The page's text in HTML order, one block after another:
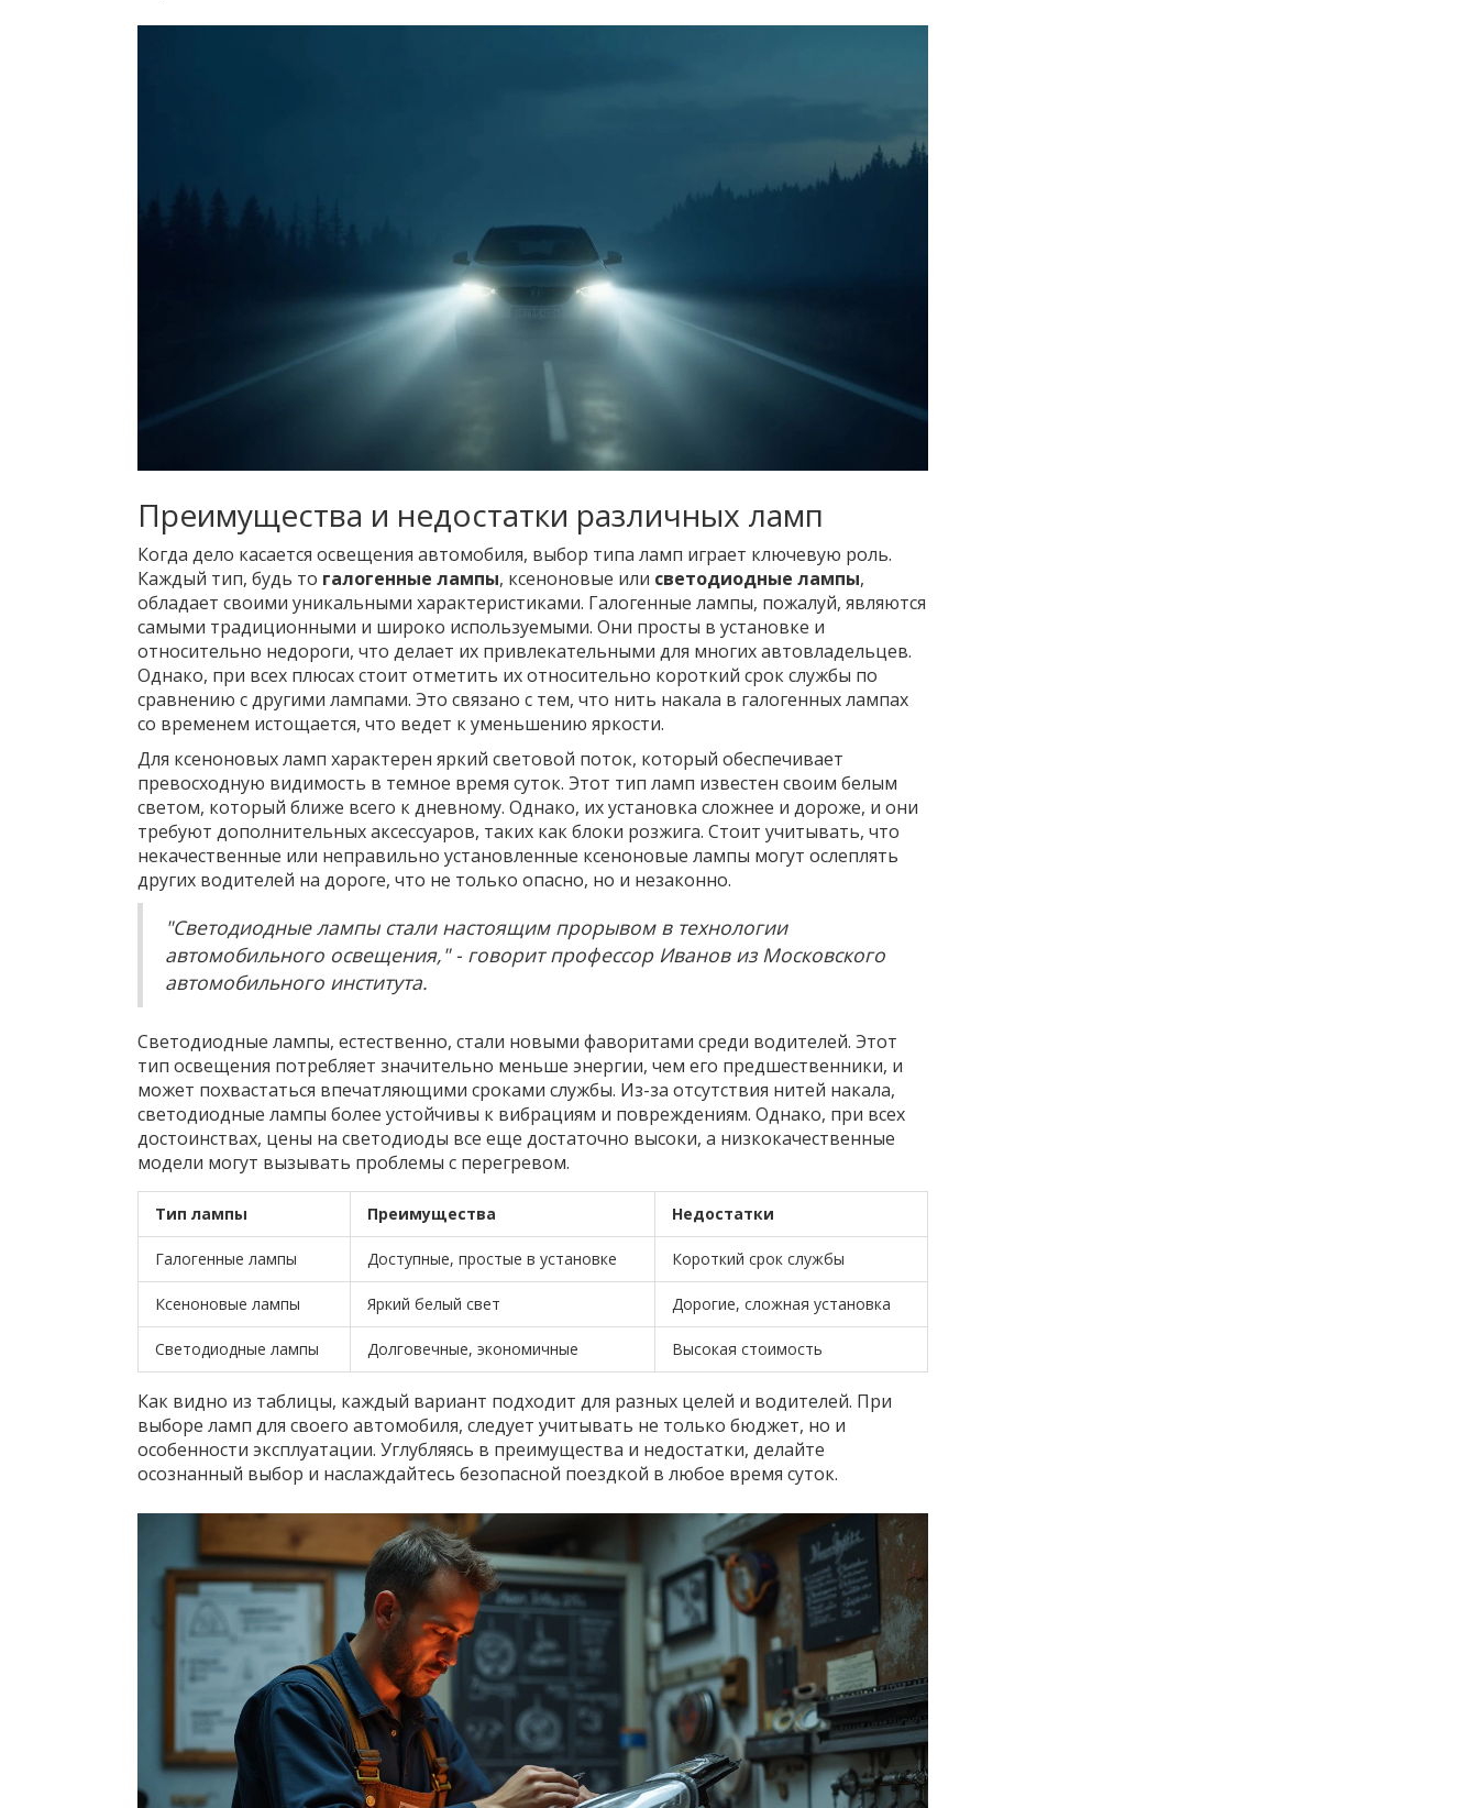
Преимущества и недостатки различных ламп
Когда дело касается освещения автомобиля, выбор типа ламп играет ключевую роль.
Каждый тип, будь то галогенные лампы, ксеноновые или светодиодные лампы,
обладает своими уникальными характеристиками. Галогенные лампы, пожалуй, являются
самыми традиционными и широко используемыми. Они просты в установке и
относительно недороги, что делает их привлекательными для многих автовладельцев.
Однако, при всех плюсах стоит отметить их относительно короткий срок службы по
сравнению с другими лампами. Это связано с тем, что нить накала в галогенных лампах
со временем истощается, что ведет к уменьшению яркости.
Для ксеноновых ламп характерен яркий световой поток, который обеспечивает
превосходную видимость в темное время суток. Этот тип ламп известен своим белым
светом, который ближе всего к дневному. Однако, их установка сложнее и дороже, и они
требуют дополнительных аксессуаров, таких как блоки розжига. Стоит учитывать, что
некачественные или неправильно установленные ксеноновые лампы могут ослеплять
других водителей на дороге, что не только опасно, но и незаконно.
"Светодиодные лампы стали настоящим прорывом в технологии
автомобильного освещения," - говорит профессор Иванов из Московского
автомобильного института.
Светодиодные лампы, естественно, стали новыми фаворитами среди водителей. Этот
тип освещения потребляет значительно меньше энергии, чем его предшественники, и
может похвастаться впечатляющими сроками службы. Из-за отсутствия нитей накала,
светодиодные лампы более устойчивы к вибрациям и повреждениям. Однако, при всех
достоинствах, цены на светодиоды все еще достаточно высоки, а низкокачественные
модели могут вызывать проблемы с перегревом.
Тип лампы Преимущества Недостатки
Галогенные лампы Доступные, простые в установке Короткий срок службы
Ксеноновые лампы Яркий белый свет Дорогие, сложная установка
Светодиодные лампы Долговечные, экономичные Высокая стоимость
Как видно из таблицы, каждый вариант подходит для разных целей и водителей. При
выборе ламп для своего автомобиля, следует учитывать не только бюджет, но и
особенности эксплуатации. Углубляясь в преимущества и недостатки, делайте
осознанный выбор и наслаждайтесь безопасной поездкой в любое время суток.